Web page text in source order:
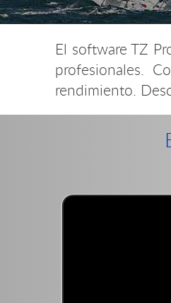
El software TZ
profesionales.
rendimiento.